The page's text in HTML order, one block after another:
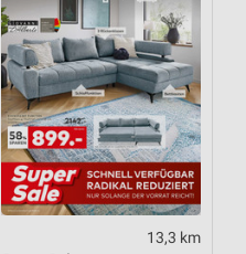
13,3 km